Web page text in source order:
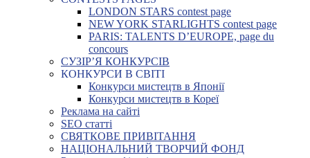
LONDON STARS contest page
NEW YORK STARLIGHTS contest page
PARIS: TALENTS D’EUROPE, page du
concours
СУЗІР’Я КОНКУРСІВ
КОНКУРСИ В СВІТІ
Конкурси мистецтв в Японії
Конкурси мистецтв в Кореї
Реклама на сайті
SEO статті
СВЯТКОВЕ ПРИВІТАННЯ
НАЦІОНАЛЬНИЙ ТВОРЧИЙ ФОНД